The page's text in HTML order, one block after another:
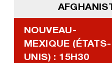
NOUVEAU-
MEXIQUE (ÉTATS-
UNIS) : 15H30